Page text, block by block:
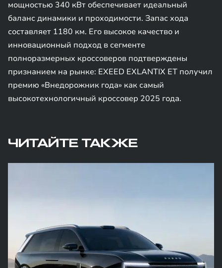
мощностью 340 кВт обеспечивает идеальный
баланс динамики и проходимости. Запас хода
составляет 1180 км. Его высокое качество и
инновационный подход в сегменте
полноразмерных кроссоверов подтверждены
признанием на рынке: EXEED EXLANTIX ET получил
премию «Внедорожник года» как самый
высокотехнологичный кроссовер 2025 года.
ЧИТАЙТЕ ТАКЖЕ